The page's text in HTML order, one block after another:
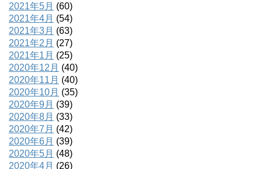
2021年5月 (60)
2021年4月 (54)
2021年3月 (63)
2021年2月 (27)
2021年1月 (25)
2020年12月 (40)
2020年11月 (40)
2020年10月 (35)
2020年9月 (39)
2020年8月 (33)
2020年7月 (42)
2020年6月 (39)
2020年5月 (48)
2020年4月 (26)